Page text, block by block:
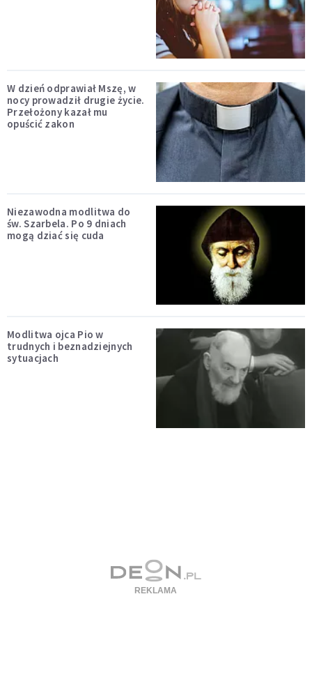
W dzień odprawiał Mszę, w
nocy prowadził drugie życie.
Przełożony kazał mu
opuścić zakon
Niezawodna modlitwa do
św. Szarbela. Po 9 dniach
mogą dziać się cuda
Modlitwa ojca Pio w
trudnych i beznadziejnych
sytuacjach